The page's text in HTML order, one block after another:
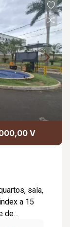
V
sala,
a 15
de